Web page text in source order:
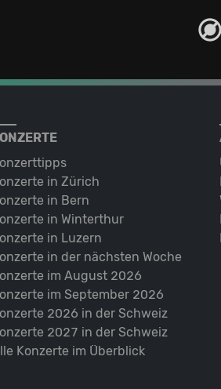
in Zürich
in Bern
in Winterthur
in Luzern
in der nächsten Woche
im August 2026
im September 2026
2026 in der Schweiz
2027 in der Schweiz
Konzerte im Überblick